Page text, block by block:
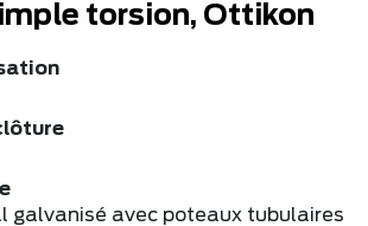
torsion, Ottikon
galvanisé avec poteaux tubulaires